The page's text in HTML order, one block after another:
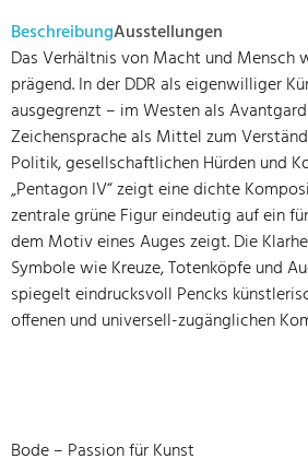
BeschreibungAusstellungen
Das Verhältnis von Macht und Mensch
prägend. In der DDR als eigenwilliger
ausgegrenzt – im Westen als
Zeichensprache als Mittel zum
Politik, gesellschaftlichen Hürden und
„Pentagon IV“ zeigt eine dichte
zentrale grüne Figur eindeutig auf ein
dem Motiv eines Auges zeigt. Die
Symbole wie Kreuze, Totenköpfe und
spiegelt eindrucksvoll Pencks
offenen und universell-zugänglichen
Bode – Passion für Kunst